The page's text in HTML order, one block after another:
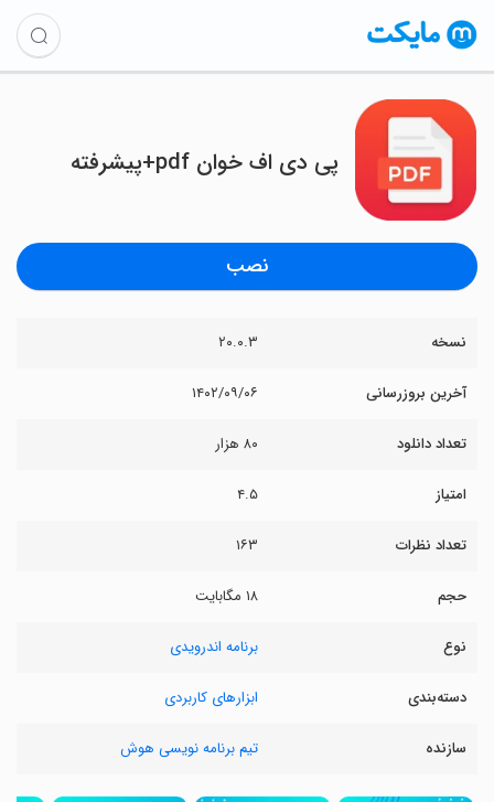
پی دی اف خوان pdf+پیشرفته
نصب
نسخه ۲۰.۰.۳
آخرین بروزرسانی ۱۴۰۲/۰۹/۰۶
تعداد دانلود ۸۰ هزار
امتیاز ۴.۵
تعداد نظرات ۱۶۳
حجم ۱۸ مگابایت
نوع برنامه اندرویدی
دسته‌بندی ابزارهای کاربردی
سازنده تیم برنامه نویسی هوش